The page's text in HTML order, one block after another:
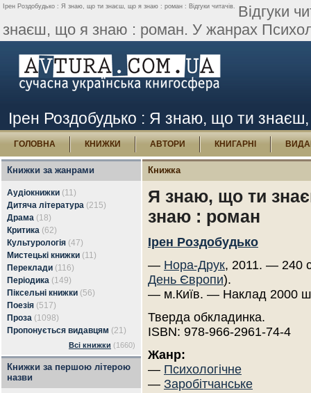
Ірен Роздобудько : Я знаю, що ти знаєш, що я знаю : роман : Відгуки читачів. Відгуки
знаєш, що я знаю : роман. У жанрах
Ірен Роздобудько : Я знаю, що ти
ГОЛОВНА КНИЖКИ АВТОРИ КНИГАРНІ
Книжки за жанрами
Аудіокнижки (11)
Дитяча література (215)
Драма (18)
Критика (62)
Культурологія (47)
Мистецькі книжки (11)
Переклади (116)
Періодика (149)
Піксельні книжки (56)
Поезія (517)
Проза (1098)
Пропонується видавцям (21)
Всі книжки (1660)
Книжки за першою літерою
назви
Книжка
Я знаю, що ти
знаю : роман
Ірен Роздобудько
— Нора-Друк, 2011. — 240
День Європи).
— м.Київ. — Наклад 2000
Тверда обкладинка.
ISBN: 978-966-2961-74-4
Жанр:
— Психологічне
— Заробітчанське